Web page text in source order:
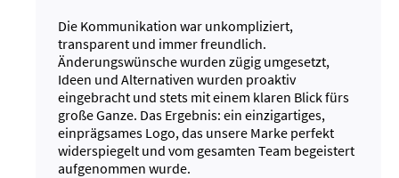
Die Kommunikation war unkompliziert,
transparent und immer freundlich.
Änderungswünsche wurden zügig umgesetzt,
Ideen und Alternativen wurden proaktiv
eingebracht und stets mit einem klaren Blick fürs
große Ganze. Das Ergebnis: ein einzigartiges,
einprägsames Logo, das unsere Marke perfekt
widerspiegelt und vom gesamten Team begeistert
aufgenommen wurde.